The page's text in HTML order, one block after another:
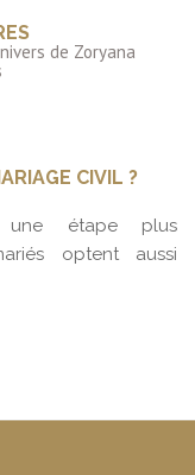
CIVIL ?
étape plus
optent aussi